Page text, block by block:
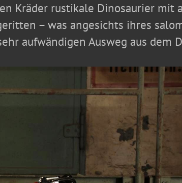
Kräder rustikale Dinosaurier mit
– was angesichts ihres
aufwändigen Ausweg aus dem